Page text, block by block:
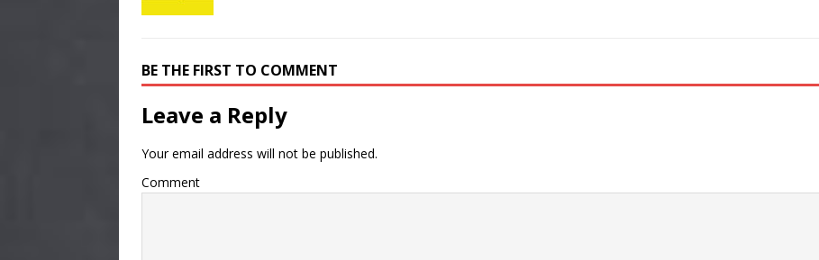
BE THE FIRST TO COMMENT
Leave a Reply
Your email address will not be published.
Comment